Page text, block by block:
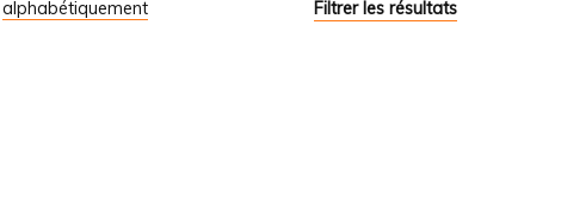
Filtrer les résultats
alphabétiquement